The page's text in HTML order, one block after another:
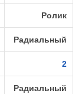
Ролик
Радиальный
2
Радиальный